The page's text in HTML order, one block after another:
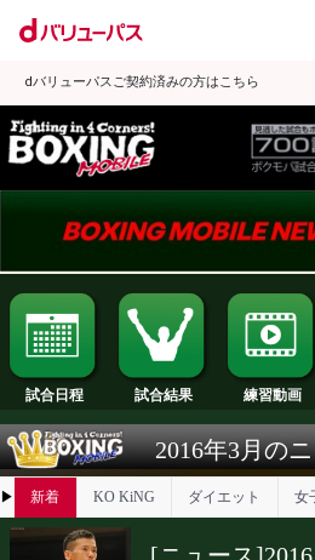
dバリューパスご契約済みの方はこちら
試合日程 試合結果 練
2016年3月